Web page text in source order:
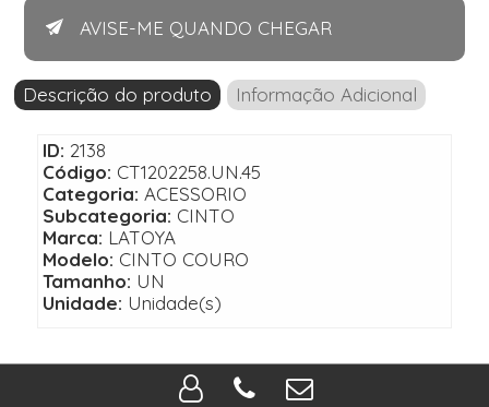
AVISE-ME QUANDO CHEGAR
Descrição do produto Informação Adicional
ID: 2138
Código: CT1202258.UN.45
Categoria: ACESSORIO
Subcategoria: CINTO
Marca: LATOYA
Modelo: CINTO COURO
Tamanho: UN
Unidade: Unidade(s)